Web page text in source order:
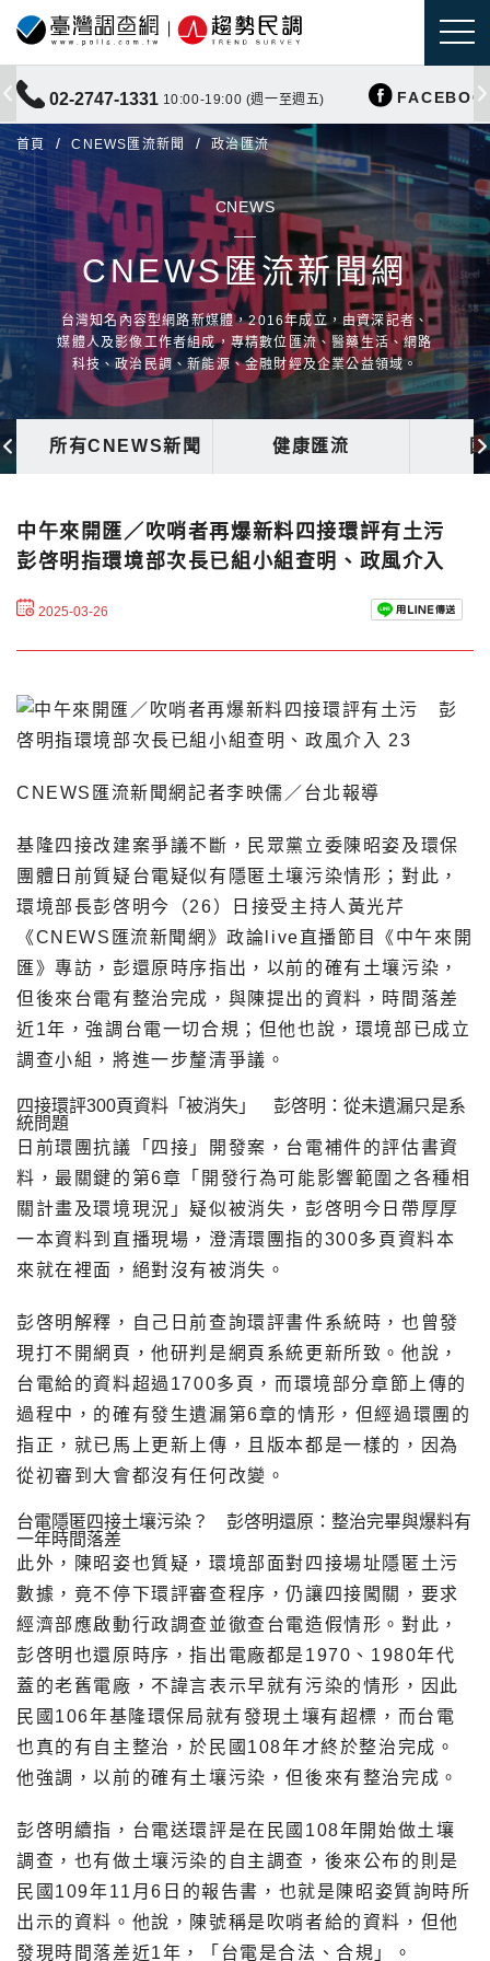
02-2747-1331 10:00-19:00 (週一至週五)
首頁 CNEWS匯流新聞 政治匯流
CNEWS
CNEWS匯流新聞網
台灣知名內容型網路新媒體，2016年成立，由資深記者、
媒體人及影像工作者組成，專精數位匯流、醫藥生活、網路
科技、政治民調、新能源、金融財經及企業公益領域。
所有CNEWS新聞 健康匯流
中午來開匯／吹哨者再爆新料四接環評有土污
彭啓明指環境部次長已組小組查明、政風介入
2025-03-26
CNEWS匯流新聞網記者李映儒／台北報導
基隆四接改建案爭議不斷，民眾黨立委陳昭姿及環保
團體日前質疑台電疑似有隱匿土壤污染情形；對此，
環境部長彭啓明今（26）日接受主持人黃光芹
《CNEWS匯流新聞網》政論live直播節目《中午來開
匯》專訪，彭還原時序指出，以前的確有土壤污染，
但後來台電有整治完成，與陳提出的資料，時間落差
近1年，強調台電一切合規；但他也說，環境部已成立
調查小組，將進一步釐清爭議。
四接環評300頁資料「被消失」 彭啓明：從未遺漏只是系
統問題
日前環團抗議「四接」開發案，台電補件的評估書資
料，最關鍵的第6章「開發行為可能影響範圍之各種相
關計畫及環境現況」疑似被消失，彭啓明今日帶厚厚
一本資料到直播現場，澄清環團指的300多頁資料本
來就在裡面，絕對沒有被消失。
彭啓明解釋，自己日前查詢環評書件系統時，也曾發
現打不開網頁，他研判是網頁系統更新所致。他說，
台電給的資料超過1700多頁，而環境部分章節上傳的
過程中，的確有發生遺漏第6章的情形，但經過環團的
指正，就已馬上更新上傳，且版本都是一樣的，因為
從初審到大會都沒有任何改變。
台電隱匿四接土壤污染？ 彭啓明還原：整治完畢與爆料有
一年時間落差
此外，陳昭姿也質疑，環境部面對四接場址隱匿土污
數據，竟不停下環評審查程序，仍讓四接闖關，要求
經濟部應啟動行政調查並徹查台電造假情形。對此，
彭啓明也還原時序，指出電廠都是1970、1980年代
蓋的老舊電廠，不諱言表示早就有污染的情形，因此
民國106年基隆環保局就有發現土壤有超標，而台電
也真的有自主整治，於民國108年才終於整治完成。
他強調，以前的確有土壤污染，但後來有整治完成。
彭啓明續指，台電送環評是在民國108年開始做土壤
調查，也有做土壤污染的自主調查，後來公布的則是
民國109年11月6日的報告書，也就是陳昭姿質詢時所
出示的資料。他說，陳號稱是吹哨者給的資料，但他
發現時間落差近1年，「台電是合法、合規」。